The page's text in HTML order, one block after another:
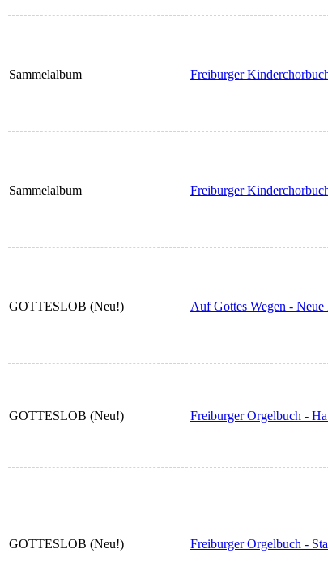
Sammelalbum Freiburger
Sammelalbum Freiburger
GOTTESLOB (Neu!) Auf Gottes Wegen -
GOTTESLOB (Neu!) Freiburger Orgelbuch -
GOTTESLOB (Neu!) Freiburger Orgelbuch -